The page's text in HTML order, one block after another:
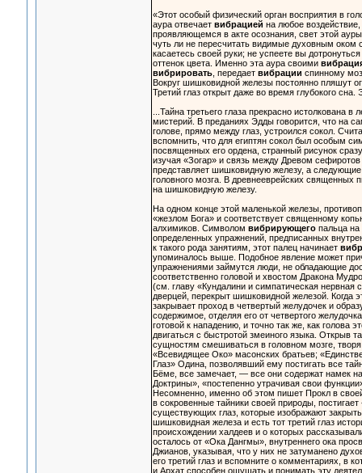
«Этот особый физический орган восприятия в
аура отвечает вибрацией на любое
проявляющемся в акте осознания, свет этой
чуть ли не пересчитать видимые духовным оком
касаетесь своей руки; не успеете вы
оттенок цвета. Именно эта аура своими
вибрировать, передает вибрации спинному
Вокруг шишковидной железы постоянно пляшут
Третий глаз открыт даже во время глубокого
...Тайна третьего глаза прекрасно
мистерий. В преданиях Эдды говорится, что на
голове, прямо между глаз, устроился сокол.
вспомнить, что для египтян сокол был особым
посвященных его ордена, странный рисунок
изучая «Зогар» и связь между Древом
представляет шишковидную железу, а
головного мозга. В древнееврейских священных
на шишковидную железу.
На одном конце этой маленькой железы,
«жезлом Бога» и соответствует священному
алхимиков. Символом вибрирующегопальца на
определенных упражнений, предписанных
к такого рода занятиям, этот палец начинает
упоминалось выше. Подобное явление может
упражнениями займутся люди, не обладающие
соответственно головой и хвостом Дракона
(см. главу «Кундалини и симпатическая нервная
дверцей, перекрыт шишковидной железой. Когда
закрывает проход в четвертый желудочек и
содержимое, отделяя его от четвертого
готовой к нападению, и точно так же, как голова
двигаться с быстротой змеиного языка.
сущностям смешиваться в головном мозге,
«Всевидящее Око» масонских братьев;
Глаз» Одина, позволявший ему постигать все
Бёме, все замечает, — все они содержат намек
Доктрины», «постепенно утрачивая свои
Несомненно, именно об этом пишет Прокл в
в сокровенные тайники своей природы,
существующих глаз, которые изображают
шишковидная железа и есть тот третий глаз
происхождении халдеев и о которых
осталось от «Ока Дангмы», внутреннего ока
Джианов, указывая, что у них не затуманено
его третий глаз и вспомните о комментариях, в
и Архат способен ощущать и понимать эту